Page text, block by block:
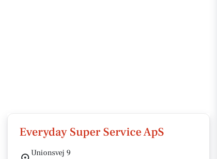
Everyday Super Service ApS
Unionsvej 9